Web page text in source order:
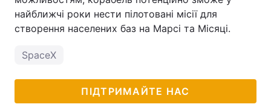
найближчі роки нести пілотовані місії для
створення населених баз на Марсі та Місяці.
SpaceX
ПІДТРИМАЙТЕ НАС